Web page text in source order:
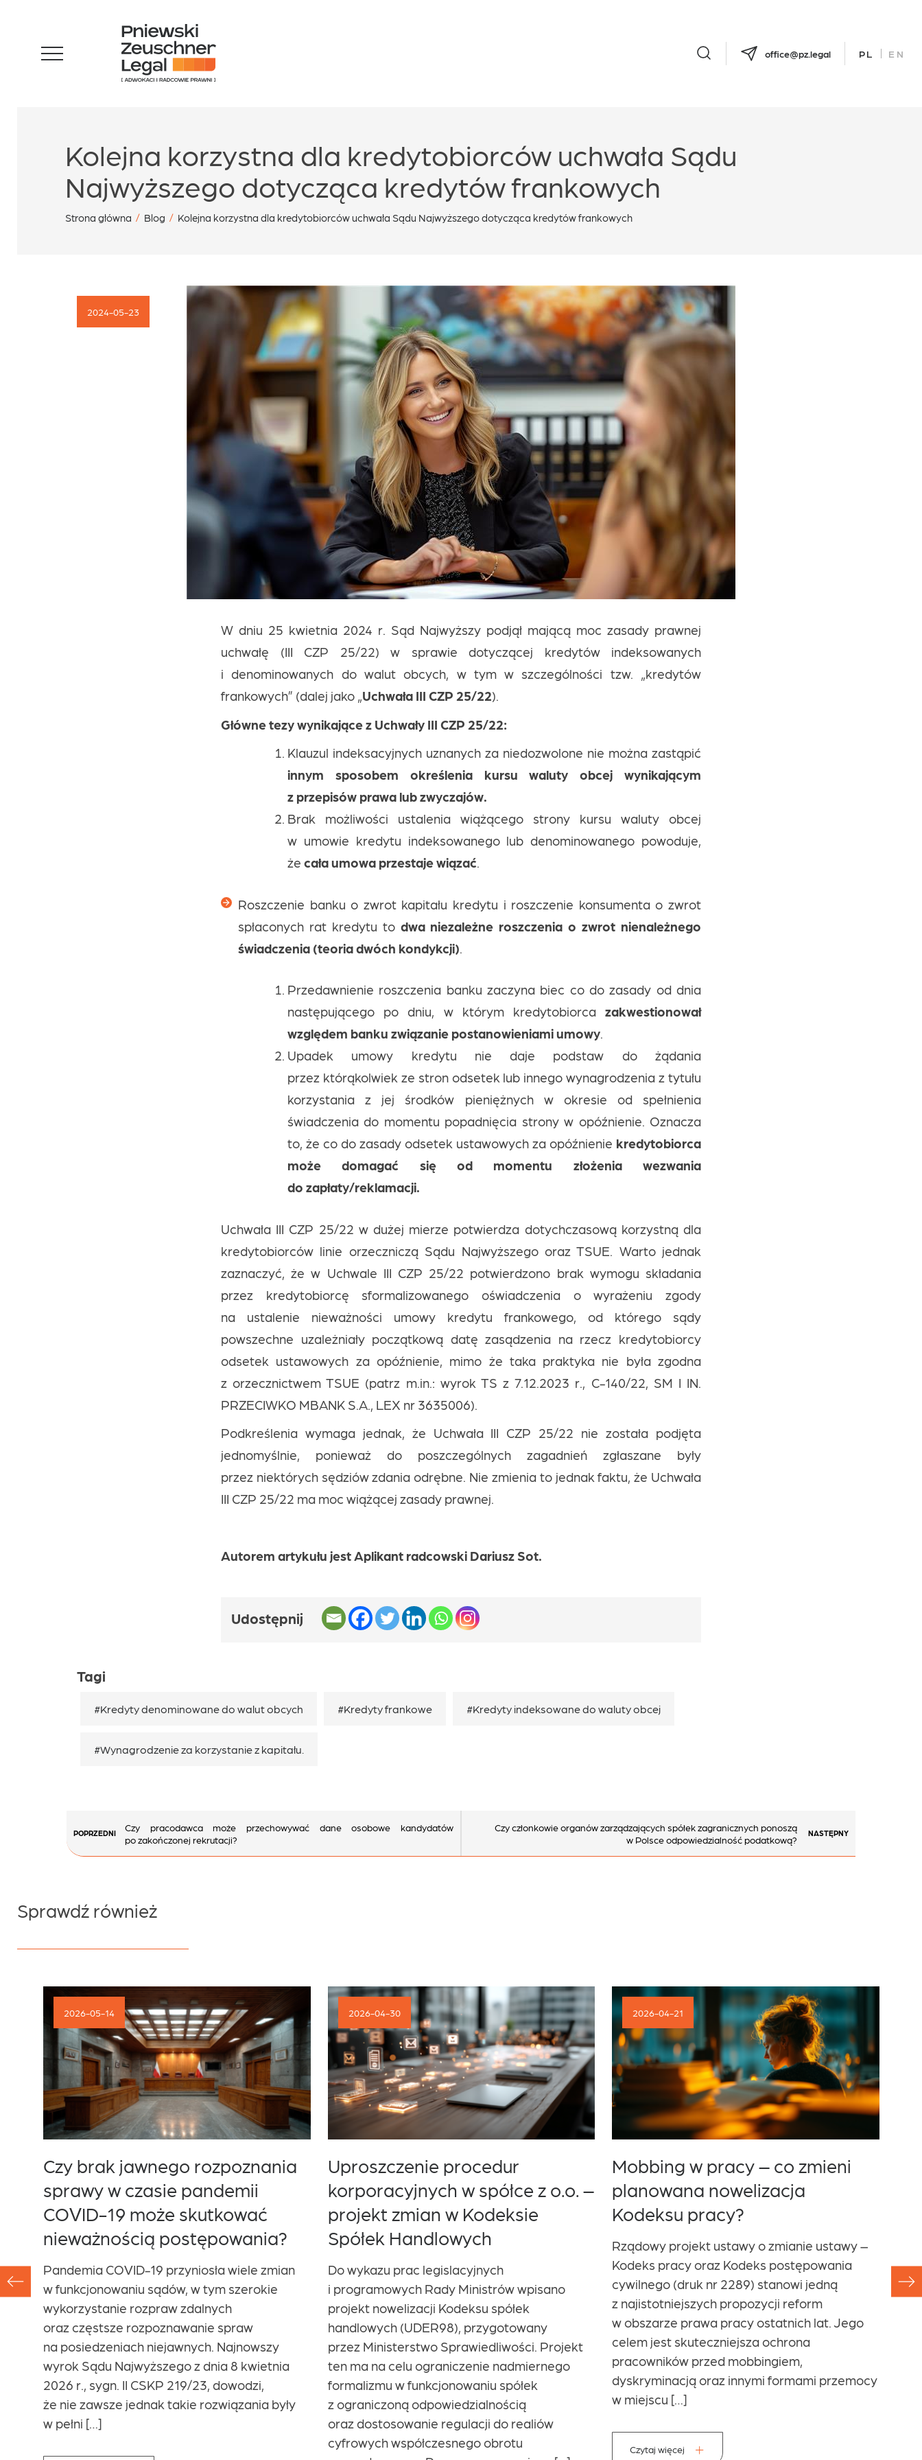
content
Sukcesy
Blog
Aktualności
office@pz.legal PL EN
Kolejna korzystna dla kredytobiorców uchwała Sądu
Najwyższego dotycząca kredytów frankowych
Strona główna / Blog / Kolejna korzystna dla kredytobiorców uchwała Sądu Najwyższego dotycząca kredytów frankowych
2024-05-23
W dniu 25 kwietnia 2024 r. Sąd Najwyższy podjął mającą moc zasady prawnej
uchwałę (III CZP 25/22) w sprawie dotyczącej kredytów indeksowanych
i denominowanych do walut obcych, w tym w szczególności tzw. „kredytów
frankowych” (dalej jako „ Uchwała III CZP 25/22).
Główne tezy wynikające z Uchwały III CZP 25/22:
Klauzul indeksacyjnych uznanych za niedozwolone nie można zastąpić
innym sposobem określenia kursu waluty obcej wynikającym
z przepisów prawa lub zwyczajów.
Brak możliwości ustalenia wiążącego strony kursu waluty obcej
w umowie kredytu indeksowanego lub denominowanego powoduje,
że cała umowa przestaje wiązać
Roszczenie banku o zwrot kapitału kredytu i roszczenie konsumenta o zwrot
spłaconych rat kredytu to dwa niezależne roszczenia o zwrot nienależnego
świadczenia (teoria dwóch kondykcji)
Przedawnienie roszczenia banku zaczyna biec co do zasady od dnia
następującego po dniu, w którym kredytobiorca zakwestionował
względem banku związanie postanowieniami umowy
Upadek umowy kredytu nie daje podstaw do żądania
przez którąkolwiek ze stron odsetek lub innego wynagrodzenia z tytułu
korzystania z jej środków pieniężnych w okresie od spełnienia
świadczenia do momentu popadnięcia strony w opóźnienie. Oznacza
to, że co do zasady odsetek ustawowych za opóźnienie kredytobiorca
może domagać się od momentu złożenia wezwania
do zapłaty/reklamacji.
Uchwała III CZP 25/22 w dużej mierze potwierdza dotychczasową korzystną dla
kredytobiorców linie orzeczniczą Sądu Najwyższego oraz TSUE. Warto jednak
zaznaczyć, że w Uchwale III CZP 25/22 potwierdzono brak wymogu składania
przez kredytobiorcę sformalizowanego oświadczenia o wyrażeniu zgody
na ustalenie nieważności umowy kredytu frankowego, od którego sądy
powszechne uzależniały początkową datę zasądzenia na rzecz kredytobiorcy
odsetek ustawowych za opóźnienie, mimo że taka praktyka nie była zgodna
z orzecznictwem TSUE (patrz m.in.: wyrok TS z 7.12.2023 r., C-140/22, SM I IN.
PRZECIWKO MBANK S.A., LEX nr 3635006).
Podkreślenia wymaga jednak, że Uchwała III CZP 25/22 nie została podjęta
jednomyślnie, ponieważ do poszczególnych zagadnień zgłaszane były
przez niektórych sędziów zdania odrębne. Nie zmienia to jednak faktu, że Uchwała
III CZP 25/22 ma moc wiążącej zasady prawnej.
Autorem artykułu jest Aplikant radcowski Dariusz Sot.
Udostępnij
Tagi
#Kredyty denominowane do walut obcych #Kredyty frankowe #Kredyty indeksowane do waluty obcej
#Wynagrodzenie za korzystanie z kapitału.
Nawigacja
wpisu
POPRZEDNI
Czy pracodawca może przechowywać dane osobowe kandydatów
po zakończonej rekrutacji?
NASTĘPNY
Czy członkowie organów zarządzających spółek zagranicznych ponoszą
w Polsce odpowiedzialność podatkową?
Sprawdź również
2026-05-14
Czy brak jawnego rozpoznania
sprawy w czasie pandemii
COVID-19 może skutkować
nieważnością postępowania?
Pandemia COVID-19 przyniosła wiele zmian
w funkcjonowaniu sądów, w tym szerokie
wykorzystanie rozpraw zdalnych
oraz częstsze rozpoznawanie spraw
na posiedzeniach niejawnych. Najnowszy
wyrok Sądu Najwyższego z dnia 8 kwietnia
2026 r., sygn. II CSKP 219/23, dowodzi,
że nie zawsze jednak takie rozwiązania były
w pełni […]
2026-04-30
Uproszczenie procedur
korporacyjnych w spółce z o.o. –
projekt zmian w Kodeksie
Spółek Handlowych
Do wykazu prac legislacyjnych
i programowych Rady Ministrów wpisano
projekt nowelizacji Kodeksu spółek
handlowych (UDER98), przygotowany
przez Ministerstwo Sprawiedliwości. Projekt
ten ma na celu ograniczenie nadmiernego
formalizmu w funkcjonowaniu spółek
z ograniczoną odpowiedzialnością
oraz dostosowanie regulacji do realiów
cyfrowych współczesnego obrotu
2026-04-21
Mobbing w pracy – co zmieni
planowana nowelizacja
Kodeksu pracy?
Rządowy projekt ustawy o zmianie ustawy –
Kodeks pracy oraz Kodeks postępowania
cywilnego (druk nr 2289) stanowi jedną
z najistotniejszych propozycji reform
w obszarze prawa pracy ostatnich lat. Jego
celem jest skuteczniejsza ochrona
pracowników przed mobbingiem,
dyskryminacją oraz innymi formami przemocy
w miejscu […]
Czytaj więcej